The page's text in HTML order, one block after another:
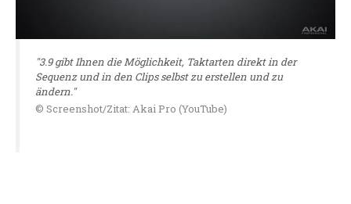
"3.9 gibt Ihnen die Möglichkeit, Taktarten direkt in der
Sequenz und in den Clips selbst zu erstellen und zu
ändern."
© Screenshot/Zitat: Akai Pro (YouTube)